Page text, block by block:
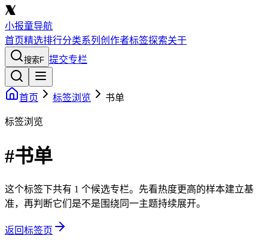
小报童导航
首页精选排行分类系列 创作者标签探索关于
搜索F 提交专栏
首页 标签浏览 书单
标签浏览
#书单
这个标签下共有 1 个候选专栏。先看热度更高的样本建立基
准，再判断它们是不是围绕同一主题持续展开。
返回标签页